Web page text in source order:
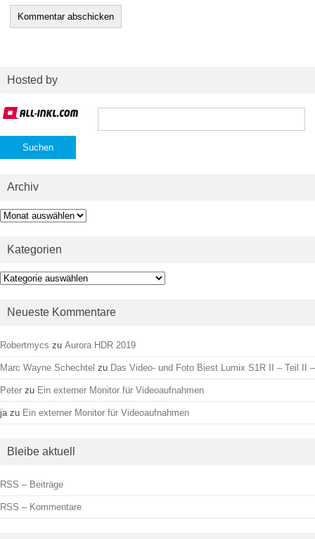
Hosted by
Suchen
Archiv
Archiv
Kategorien
Kategorien
Neueste Kommentare
Robertmycs zu Aurora HDR 2019
Marc Wayne Schechtel zu Das Video- und Foto Biest Lumix S1R II – Teil II –
Peter zu Ein externer Monitor für Videoaufnahmen
ja zu Ein externer Monitor für Videoaufnahmen
Bleibe aktuell
RSS – Beiträge
RSS – Kommentare